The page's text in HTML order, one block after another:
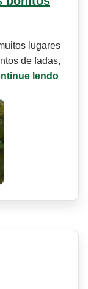
lugares
de fadas,
lendo